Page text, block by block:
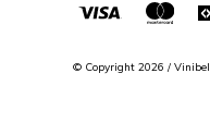
© Copyright 2026 / Vinibel